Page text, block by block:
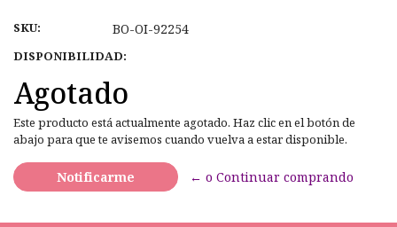
SKU: BO-OI-92254
DISPONIBILIDAD:
Agotado
Este producto está actualmente agotado. Haz clic en el botón de
abajo para que te avisemos cuando vuelva a estar disponible.
Notificarme ← o Continuar comprando